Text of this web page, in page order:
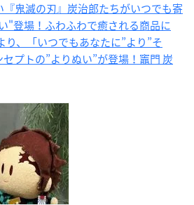
鬼滅の刃』炭治郎たちがいつでも寄
"登場！ふわふわで癒される商品に
、「いつでもあなたに”より”そ
プトの”よりぬい”が登場！竈門 炭